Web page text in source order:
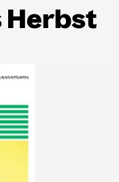
Herbst